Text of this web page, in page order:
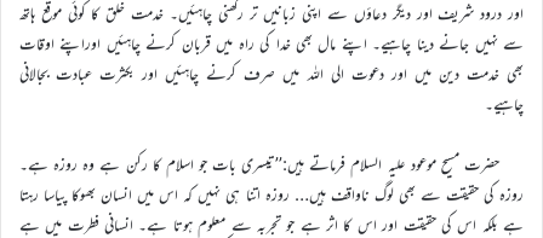
اور درود شریف اور دیگر دعاؤں سے اپنی زبانیں تر رکھنی چاہئیں۔ خدمت خلق کا کوئی موقع ہاتھ
سے نہیں جانے دینا چاہیے۔ اپنے مال بھی خدا کی راہ میں قربان کرنے چاہئیں اوراپنے اوقات
بھی خدمت دین میں اور دعوت الی اللہ میں صرف کرنے چاہئیں اور بکثرت عبادت بجالانی
چاہیے۔
حضرت مسیح موعود علیہ السلام فرماتے ہیں:’’تیسری بات جو اسلام کا رکن ہے وہ روزہ ہے۔
روزہ کی حقیقت سے بھی لوگ ناواقف ہیں… روزہ اتنا ہی نہیں کہ اس میں انسان بھوکا پیاسا رہتا
ہے بلکہ اس کی حقیقت اور اس کا اثر ہے جو تجربہ سے معلوم ہوتا ہے۔ انسانی فطرت میں ہے